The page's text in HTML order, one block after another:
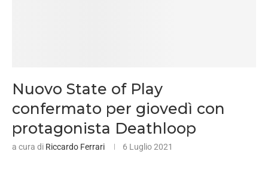
Nuovo State of Play
confermato per giovedì con
protagonista Deathloop
a cura di Riccardo Ferrari 6 Luglio 2021